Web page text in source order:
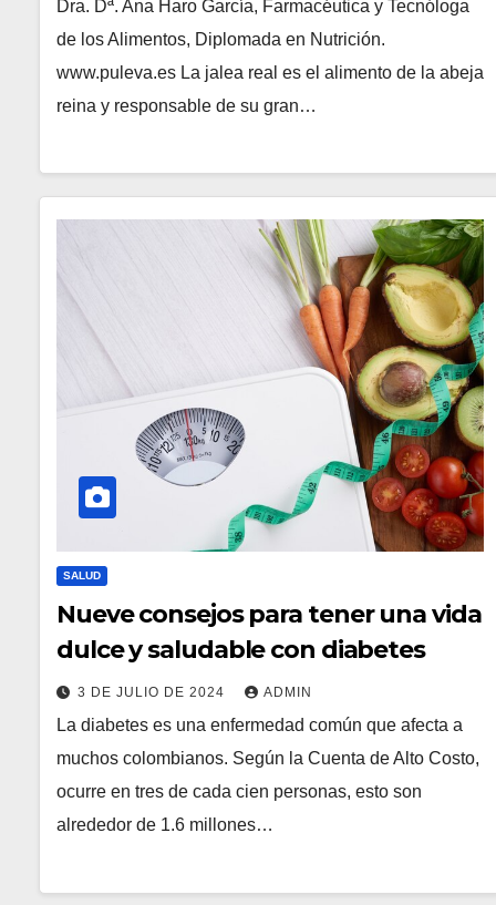
Dra. Dª. Ana Haro García, Farmacéutica y Tecnóloga
de los Alimentos, Diplomada en Nutrición.
www.puleva.es La jalea real es el alimento de la abeja
reina y responsable de su gran…
SALUD
Nueve consejos para tener una vida
dulce y saludable con diabetes
3 DE JULIO DE 2024 ADMIN
La diabetes es una enfermedad común que afecta a
muchos colombianos. Según la Cuenta de Alto Costo,
ocurre en tres de cada cien personas, esto son
alrededor de 1.6 millones…